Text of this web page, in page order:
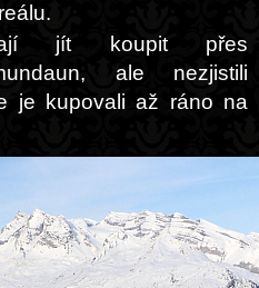
jít koupit přes
mundaun, ale nezjistili
je kupovali až ráno na